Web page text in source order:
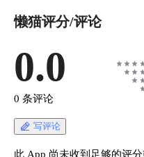
懒猫评分/评论
0.0
0 条评论
写评论
此 App 尚未收到足够的评